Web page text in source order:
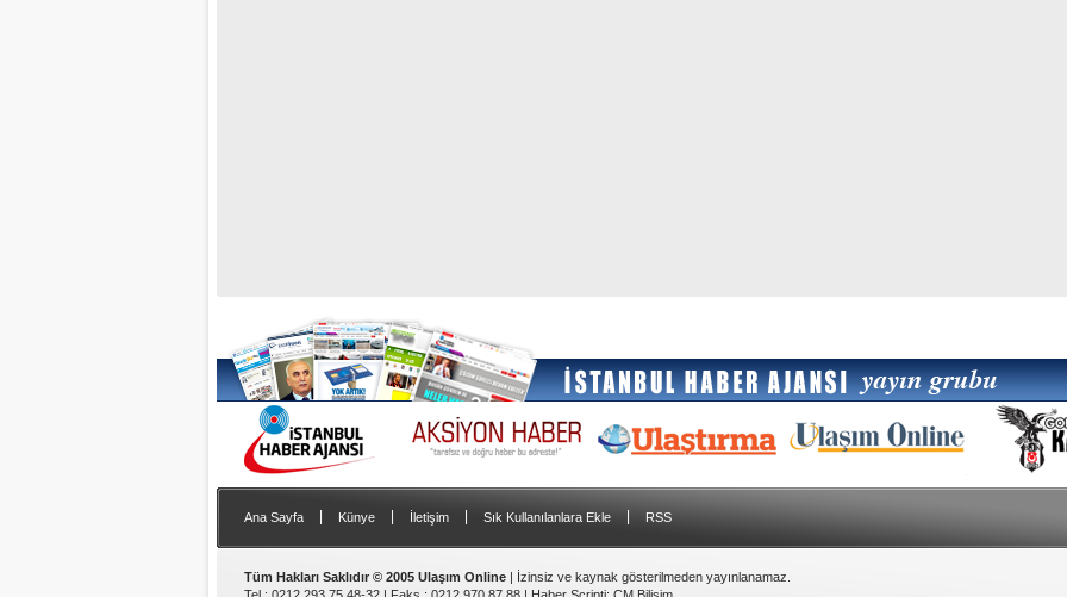
Ana Sayfa Künye İletişim Sık Kullanılanlara Ekle RSS
Tüm Hakları Saklıdır © 2005 Ulaşım Online | İzinsiz ve kaynak gösterilmeden yayınlanamaz.